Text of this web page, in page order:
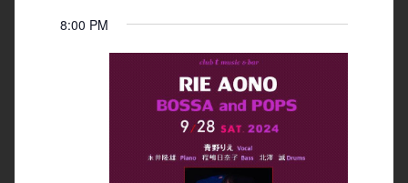
date.
8:00 PM